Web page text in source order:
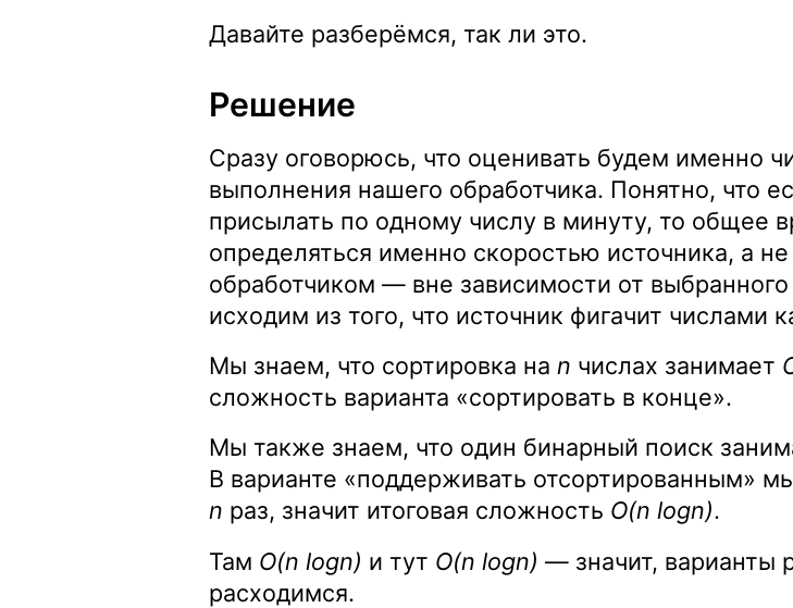
Давайте разберёмся, так ли это.
Решение
Сразу оговорюсь, что оценивать будем именно
выполнения нашего обработчика. Понятно, что
присылать по одному числу в минуту, то общее
определяться именно скоростью источника, а
обработчиком — вне зависимости от
исходим из того, что источник фигачит числами
Мы знаем, что сортировка на n числах занимает
сложность варианта «сортировать в конце».
Мы также знаем, что один бинарный поиск
В варианте «поддерживать отсортированным»
n раз, значит итоговая сложность O(n logn).
Там O(n logn) и тут O(n logn) — значит, варианты
расходимся.